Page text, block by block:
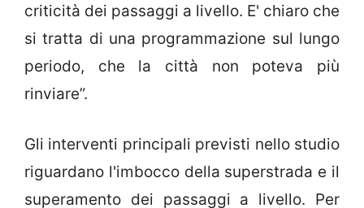
criticità dei passaggi a livello. E' chiaro che
si tratta di una programmazione sul lungo
periodo, che la città non poteva più
rinviare”.
Gli interventi principali previsti nello studio
riguardano l'imbocco della superstrada e il
superamento dei passaggi a livello. Per